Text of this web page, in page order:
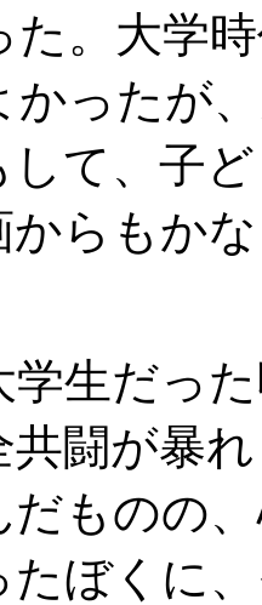
た。大学
かったが
して、子
からもか
生だっ
共闘が暴
だものの
たぼくに